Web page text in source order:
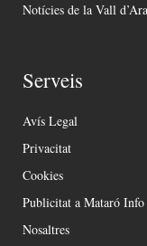
Notícies de la Vall
Serveis
Avís Legal
Privacitat
Cookies
Publicitat a Mataró Info
Nosaltres